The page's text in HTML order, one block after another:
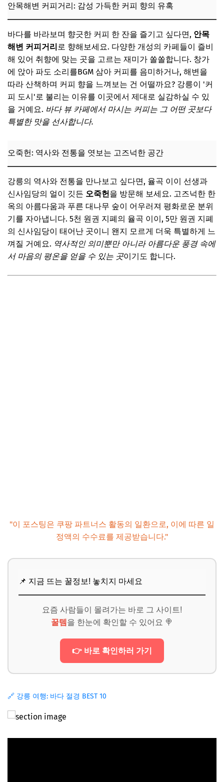
오감만족! 강릉의 맛집과 카페
싱싱한 해산물이 가득, 주문진항
📌 지금 뜨는 꿀정보! 놓치지 마세요
2025년 강릉, 더 특별한 여행을 위한 팁
2025년 새롭게 주목받는 강릉 명소
강릉 여행 시 유용한 교통편 안내
자주 묻는 질문
Q. 강릉 대중교통 이용이 편리할까요?
Q. 강릉 숙소는 어떤 유형을 추천하시나요?
Q. 강릉 여행 시 꼭 챙겨야 할 준비물은 무엇인가요?
Q. 당일치기 강릉 여행도 가능할까요?
📌 지금 뜨는 꿀정보! 놓치지 마세요
안목해변 커피거리: 감성 가득한 커피 향의 유혹
바다를 바라보며 향긋한 커피 한 잔을 즐기고 싶다면, 안목
해변 커피거리로 향해보세요. 다양한 개성의 카페들이 즐비
해 있어 취향에 맞는 곳을 고르는 재미가 쏠쏠합니다. 창가
에 앉아 파도 소리를BGM 삼아 커피를 음미하거나, 해변을
따라 산책하며 커피 향을 느껴보는 건 어떨까요? 강릉이 '커
피 도시'로 불리는 이유를 이곳에서 제대로 실감하실 수 있
을 거예요. 바다 뷰 카페에서 마시는 커피는 그 어떤 곳보다
특별한 맛을 선사합니다.
오죽헌: 역사와 전통을 엿보는 고즈넉한 공간
강릉의 역사와 전통을 만나보고 싶다면, 율곡 이이 선생과
신사임당의 얼이 깃든 오죽헌을 방문해 보세요. 고즈넉한 한
옥의 아름다움과 푸른 대나무 숲이 어우러져 평화로운 분위
기를 자아냅니다. 5천 원권 지폐의 율곡 이이, 5만 원권 지폐
의 신사임당이 태어난 곳이니 왠지 모르게 더욱 특별하게 느
껴질 거예요. 역사적인 의미뿐만 아니라 아름다운 풍경 속에
서 마음의 평온을 얻을 수 있는 곳이기도 합니다.
"이 포스팅은 쿠팡 파트너스 활동의 일환으로, 이에 따른 일
정액의 수수료를 제공받습니다."
📌 지금 뜨는 꿀정보! 놓치지 마세요
요즘 사람들이 몰려가는 바로 그 사이트!
꿀템 을 한눈에 확인할 수 있어요 🍭
👉 바로 확인하러 가기
🔗 강릉 여행: 바다 절경 BEST 10